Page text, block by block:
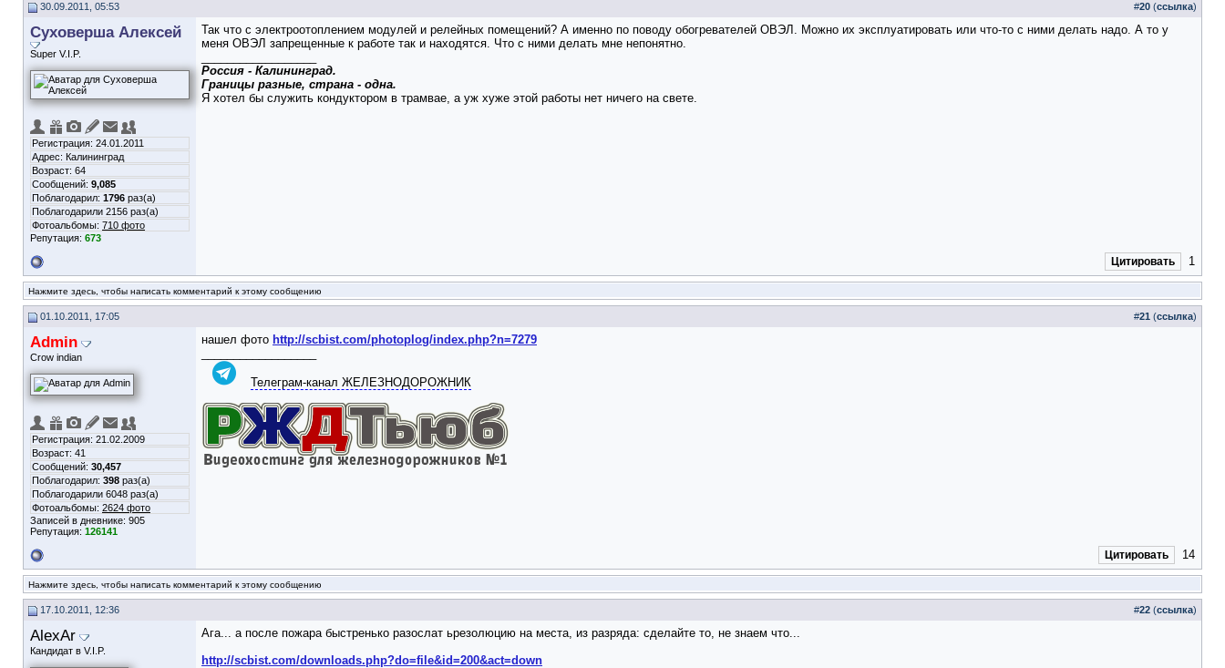
30.09.2011, 05:53 #20 (ссылка)
Суховерша Алексей
Super V.I.P.
Регистрация: 24.01.2011
Адрес: Калининград
Возраст: 64
Сообщений: 9,085
Поблагодарил: 1796 раз(а)
Поблагодарили 2156 раз(а)
Фотоальбомы: 710 фото
Репутация: 673
Так что с электроотоплением модулей и релейных помещений? А именно по поводу обогревателей ОВЭЛ. Можно их эксплуатировать или что-то с ними делать надо. А то у
меня ОВЭЛ запрещенные к работе так и находятся. Что с ними делать мне непонятно.
Россия - Калининград.
Границы разные, страна - одна.
Я хотел бы служить кондуктором в трамвае, а уж хуже этой работы нет ничего на свете.
Цитировать 1
Нажмите здесь, чтобы написать комментарий к этому сообщению
01.10.2011, 17:05 #21 (ссылка)
Admin
Crow indian
Регистрация: 21.02.2009
Возраст: 41
Сообщений: 30,457
Поблагодарил: 398 раз(а)
Поблагодарили 6048 раз(а)
Фотоальбомы: 2624 фото
Записей в дневнике: 905
Репутация: 126141
нашел фото http://scbist.com/photoplog/index.php?n=7279
Телеграм-канал ЖЕЛЕЗНОДОРОЖНИК
Цитировать 14
Нажмите здесь, чтобы написать комментарий к этому сообщению
17.10.2011, 12:36 #22 (ссылка)
AlexAr
Кандидат в V.I.P.
Ага... а после пожара быстренько разослат ьрезолюцию на места, из разряда: сделайте то, не знаем что...
http://scbist.com/downloads.php?do=file&id=200&act=down